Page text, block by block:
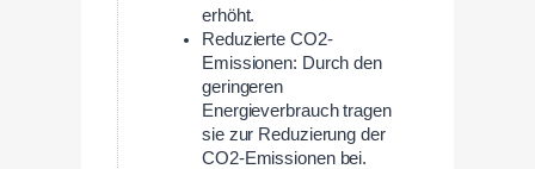
erhöht.
Reduzierte CO2-
Emissionen: Durch den
geringeren
Energieverbrauch tragen
sie zur Reduzierung der
CO2-Emissionen bei.